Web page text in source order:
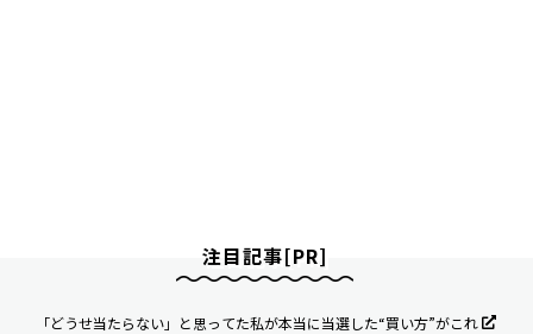
注目記事[PR]
「どうせ当たらない」と思ってた私が本当に当選した“買い方”がこれ